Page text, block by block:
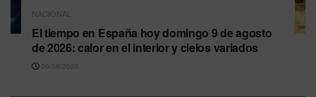
NACIONAL
El tiempo en España hoy domingo 9 de agosto
de 2026: calor en el interior y cielos variados
09/08/2026